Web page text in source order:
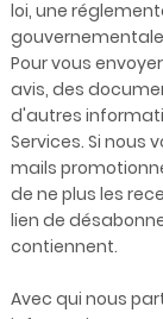
loi, une
Pour vous
avis, des
d'autres
Services. Si nous
mails
de ne plus les
lien de
contiennent.
Avec qui nous